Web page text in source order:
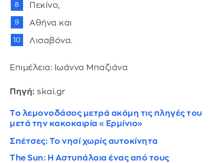
Πεκίνο,
Αθήνα και
Λισαβόνα.
Επιμέλεια: Ιωάννα Μπαζιάνα
Πηγή: skai.gr
Το λεμονοδάσος μετρά ακόμη τις πληγές του
μετά την κακοκαιρία «Ερμίνιο»
Σπέτσες: Το νησί χωρίς αυτοκίνητα
The Sun: Η Αστυπάλαια ένας από τους